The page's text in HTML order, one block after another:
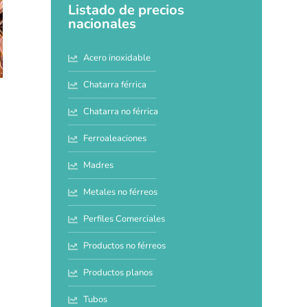
Listado de precios
nacionales
Acero inoxidable
Chatarra férrica
Chatarra no férrica
Ferroaleaciones
Madres
Metales no férreos
Perfiles Comerciales
Productos no férreos
Productos planos
Tubos